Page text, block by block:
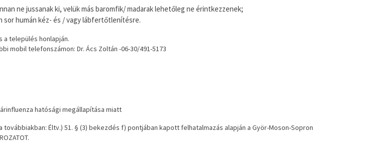
ne jussanak ki, velük más baromfik/ madarak lehetőleg ne érintkezzenek;
humán kéz- és / vagy lábfertőtlenítésre.
település honlapján.
mobil telefonszámon: Dr. Ács Zoltán -06-30/491-5173
hatósági megállapítása miatt
Éltv.) 51. § (3) bekezdés f) pontjában kapott felhatalmazás alapján a Györ-Moson-Sopron